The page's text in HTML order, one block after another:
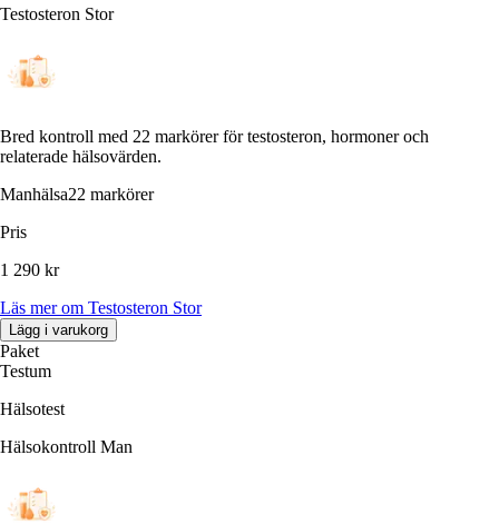
Testosteron Stor
Bred kontroll med 22 markörer för testosteron, hormoner och
relaterade hälsovärden.
Manhälsa22 markörer
Pris
1 290 kr
Läs merom Testosteron Stor
Lägg i varukorg
Paket
Testum
Hälsotest
Hälsokontroll Man